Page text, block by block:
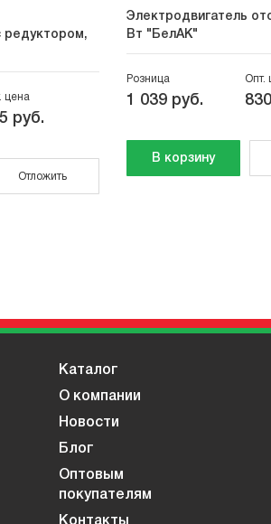
редуктором,
цена
руб.
Отложить
Электродвигатель
Вт "БелАК"
Розница
1 039 руб.
Опт.
В корзину
Каталог
О компании
Новости
Блог
Оптовым
покупателям
Контакты